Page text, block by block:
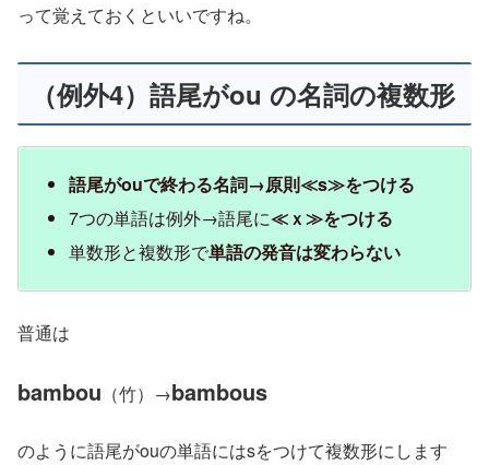
って覚えておくといいですね。
（例外4）語尾がou の名詞の複数形
語尾がouで終わる名詞→原則≪s≫をつける
7つの単語は例外→語尾に≪ｘ≫をつける
単数形と複数形で単語の発音は変わらない
普通は
bambou （竹）→bambous
のように語尾がouの単語にはsをつけて複数形にします